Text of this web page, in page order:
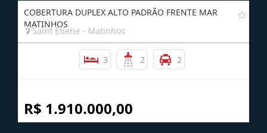
R$ 830.000,00
COBERTURA DUPLEX ALTO PADRÃO FRENTE MAR
3